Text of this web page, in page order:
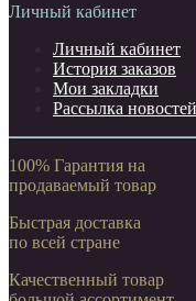
Личный кабинет
Личный кабинет
История заказов
Мои закладки
Рассылка новостей
100% Гарантия на
продаваемый товар
Быстрая доставка
по всей стране
Качественный товар